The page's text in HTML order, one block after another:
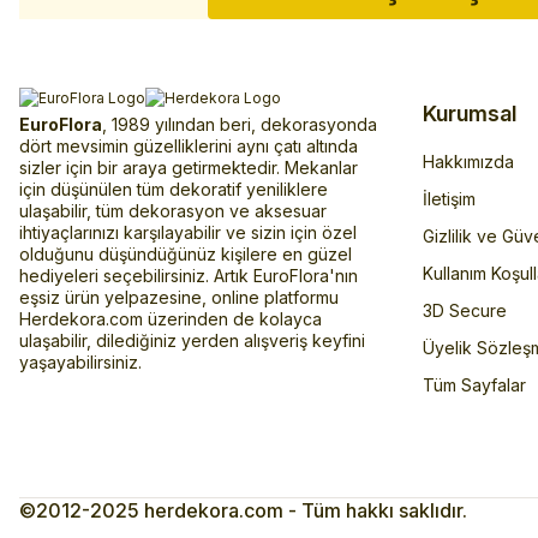
EuroFlora , 1989 yılından beri, dekorasyonda
dört mevsimin güzelliklerini aynı çatı altında
sizler için bir araya getirmektedir. Mekanlar
için düşünülen tüm dekoratif yeniliklere
ulaşabilir, tüm dekorasyon ve aksesuar
ihtiyaçlarınızı karşılayabilir ve sizin için özel
olduğunu düşündüğünüz kişilere en güzel
hediyeleri seçebilirsiniz. Artık EuroFlora'nın
eşsiz ürün yelpazesine, online platformu
Herdekora.com üzerinden de kolayca
ulaşabilir, dilediğiniz yerden alışveriş keyfini
yaşayabilirsiniz.
Kurumsal
Hakkımızda
İletişim
Gizlilik ve
Kullanım
3D Secure
Üyelik
Tüm Sayfalar
©2012-2025 herdekora.com - Tüm hakkı saklıdır.